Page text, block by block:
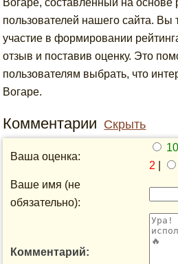
Вогаре, составленный на основе
пользователей нашего сайта. Вы
участие в формировании
отзыв и поставив оценку. Это
пользователям выбрать, что
Вогаре.
Комментарии Скрыть
Ваша оценка:
10
2
Ваше имя (не
обязательно):
Комментарий: